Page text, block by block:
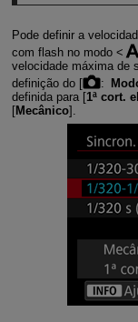
Pode definir a
com flash no modo
velocidade máxima de
definição do [
:
definida para [1ª cort.
[Mecânico].